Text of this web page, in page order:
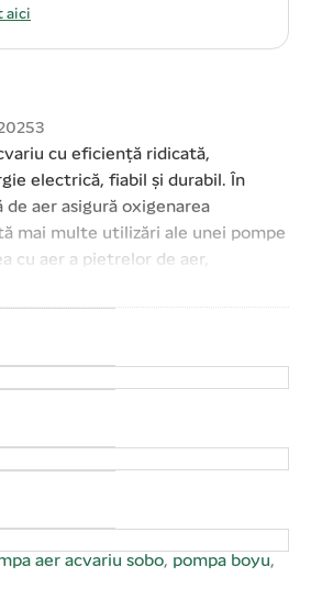
aici
cu eficiență ridicată,
electrică, fiabil și durabil. În
de aer asigură oxigenarea
mai multe utilizări ale unei pompe
cu aer a pietrelor de aer,
decoruri, crearea unor curenți
electric cu performanțe
redus de energie electrică și o
datorită unui sistem de
semnificativ orice zgomot. Se
preferință peste nivelul apei.
mai silențioasă și fără vibrații
din cauciuc sau pâslă. Cu
a aerului se cuplează cu un
de aer ajustabil cu ajutorul
Putere consumată: 8 W.
Numărul ieșirilor de aer: 4 ieșiri.
aer acvariu sobo, pompa boyu,